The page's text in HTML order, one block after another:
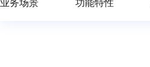
业务场景 功能特性